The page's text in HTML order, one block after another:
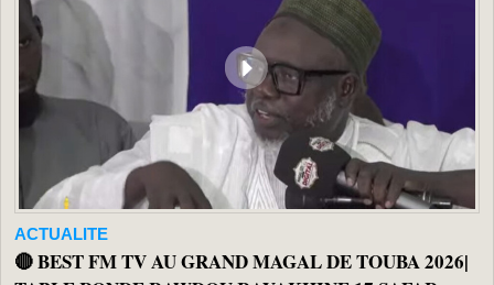
ACTUALITE
🔴 BEST FM TV AU GRAND MAGAL DE TOUBA 2026|